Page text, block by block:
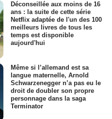
Déconseillée aux moins de 16
ans : la suite de cette série
Netflix adaptée de l'un des 100
meilleurs livres de tous les
temps est disponible
aujourd'hui
Même si l’allemand est sa
langue maternelle, Arnold
Schwarzenegger n’a pas eu le
droit de doubler son propre
personnage dans la saga
Terminator